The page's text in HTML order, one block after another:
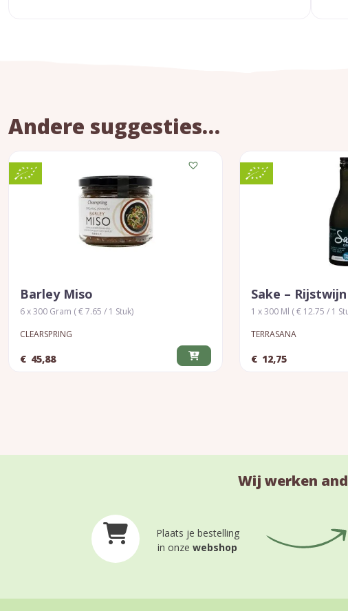
Andere suggesties…
Barley Miso
6 x 300 Gram ( € 7.65 / 1 Stuk)
CLEARSPRING
€ 45,88
Sake –
1 x 300 Ml ( € 12.75 / 1
TERRASANA
€ 12,75
Wij werken
Plaats je bestelling
in onze webshop